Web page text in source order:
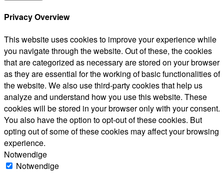
Privacy Overview
This website uses cookies to improve your experience while
you navigate through the website. Out of these, the cookies
that are categorized as necessary are stored on your browser
as they are essential for the working of basic functionalities of
the website. We also use third-party cookies that help us
analyze and understand how you use this website. These
cookies will be stored in your browser only with your consent.
You also have the option to opt-out of these cookies. But
opting out of some of these cookies may affect your browsing
experience.
Notwendige
Notwendige